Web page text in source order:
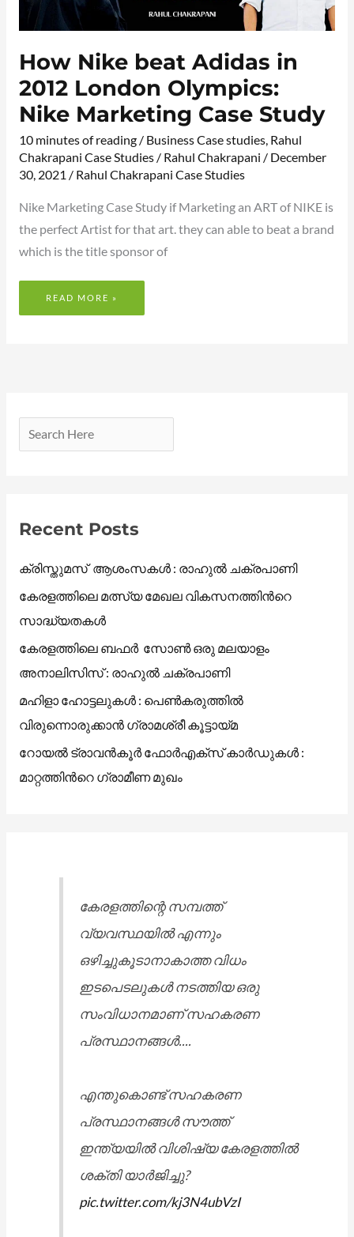
How Nike beat Adidas in
2012 London Olympics:
Nike Marketing Case Study
10 minutes of reading/ Business Case studies, Rahul
Chakrapani Case Studies/ Rahul Chakrapani / December
30, 2021 / Rahul Chakrapani Case Studies
Nike Marketing Case Study if Marketing an ART of NIKE is
the perfect Artist for that art. they can able to beat a brand
which is the title sponsor of
READ MORE »
Recent Posts
ക്രിസ്തുമസ് ആശംസകൾ : രാഹുൽ ചക്രപാണി
കേരളത്തിലെ മത്സ്യ മേഖല വികസനത്തിൻറെ
സാദ്ധ്യതകൾ
കേരളത്തിലെ ബഫർ സോൺ ഒരു മലയാളം
അനാലിസിസ് : രാഹുൽ ചക്രപാണി
മഹിളാ ഹോട്ടലുകൾ : പെൺകരുത്തിൽ
വിരുന്നൊരുക്കാൻ ഗ്രാമശ്രീ കൂട്ടായ്മ
റോയൽ ട്രാവൻകൂർ ഫോർഎക്സ് കാർഡുകൾ :
മാറ്റത്തിൻറെ ഗ്രാമീണ മുഖം
കേരളത്തിന്റെ സമ്പത്ത്
വ്യവസ്ഥയിൽ എന്നും
ഒഴിച്ചുകൂടാനാകാത്ത വിധം
ഇടപെടലുകൾ നടത്തിയ ഒരു
സംവിധാനമാണ് സഹകരണ
പ്രസ്ഥാനങ്ങൾ....
എന്തുകൊണ്ട് സഹകരണ
പ്രസ്ഥാനങ്ങൾ സൗത്ത്
ഇന്ത്യയിൽ വിശിഷ്യ കേരളത്തിൽ
ശക്തി യാർജിച്ചു?
pic.twitter.com/kj3N4ubVzI